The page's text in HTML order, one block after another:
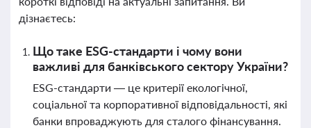
дізнаєтесь:
Що таке ESG-стандарти і чому вони
важливі для банківського сектору України?
ESG-стандарти — це критерії екологічної,
соціальної та корпоративної відповідальності, які
банки впроваджують для сталого фінансування.